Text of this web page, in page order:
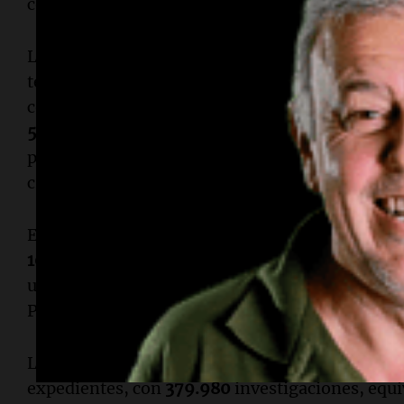
consumados cayeron un
44 casos
Los delitos contra la integridad sexual
términos generales, destacándose la baja en las
con un descenso del
y en el abuso sexual
5,6%
. Sin embargo, otros delitos
producción y comercialización de
crecieron un
En el ámbito de los crímenes contra la libertad,
109.000
investigaciones, lo que representa un
un aumento del
, impulsado por un
Por otro lado, los apremios ilegales y torturas
Las causas pordelitos contra la propiedad
expedientes, con379.980investigaciones,